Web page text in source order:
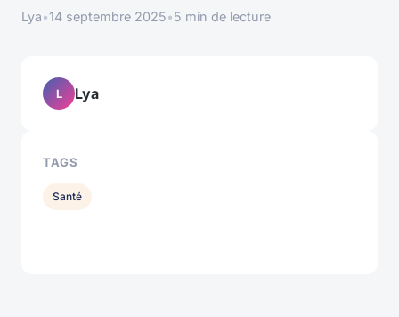
Lya•14 septembre 2025•5 min de lecture
L Lya
TAGS
Santé